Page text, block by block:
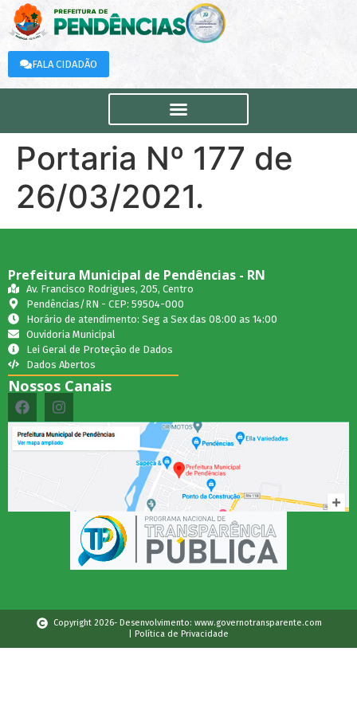
FALA CIDADÃO
Portaria Nº 177 de
26/03/2021.
Prefeitura Municipal de Pendências - RN
Av. Francisco Rodrigues, 205, Centro
Pendências/RN - CEP: 59504-000
Horário de atendimento: Seg a Sex das 08:00 as 14:00
Ouvidoria Municipal
Lei Geral de Proteção de Dados
Dados Abertos
Nossos Canais
Copyright 2026- Desenvolvimento: www.governotransparente.com
| Política de Privacidade